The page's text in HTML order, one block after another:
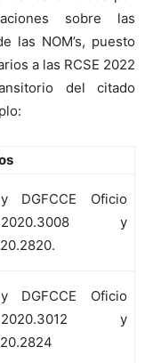
sobre las
las NOM’s, puesto
a las RCSE 2022
del citado
DGFCCE Oficio
y
DGFCCE Oficio
y